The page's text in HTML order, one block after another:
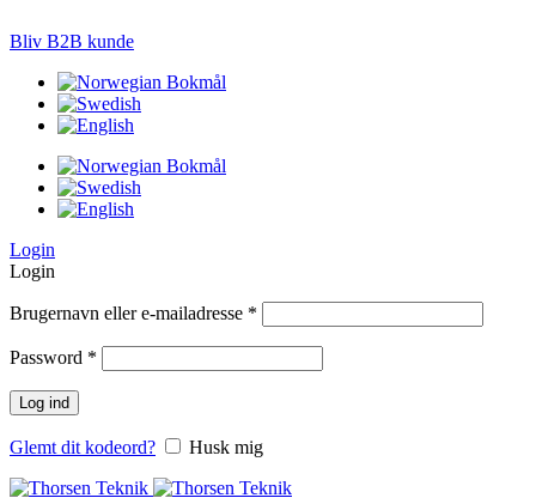
Bliv B2B kunde
Login
Login
Brugernavn eller e-mailadresse *
Password *
Log ind
Glemt dit kodeord? Husk mig